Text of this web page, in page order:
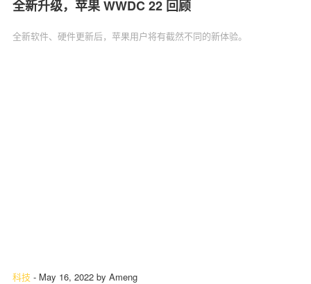
全新升级，苹果 WWDC 22 回顾
全新软件、硬件更新后，苹果用户将有截然不同的新体验。
科技 - May 16, 2022 by Ameng